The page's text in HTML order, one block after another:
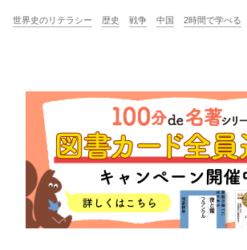
NHKブックス
その他
きょうの レシピ
レシピ その他
世界史のリテラシー 歴史 戦争 中国 2時間で学べる